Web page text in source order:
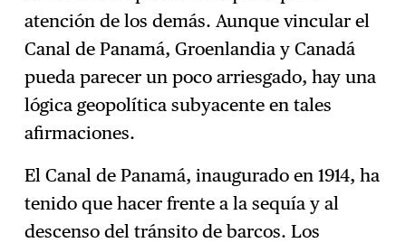
atención de los demás. Aunque vincular el
Canal de Panamá, Groenlandia y Canadá
pueda parecer un poco arriesgado, hay una
lógica geopolítica subyacente en tales
afirmaciones.
El Canal de Panamá, inaugurado en 1914, ha
tenido que hacer frente a la sequía y al
descenso del tránsito de barcos. Los